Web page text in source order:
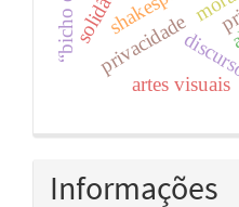
privacidade
artes visuais
solidão
Informações